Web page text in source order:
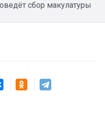
сбор макулатуры